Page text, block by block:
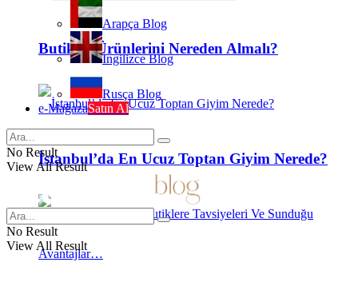
Butikler Ürünlerini Nereden Almalı?
İstanbul’da En Ucuz Toptan Giyim Nerede?
Arapça Blog
İngilizce Blog
Rusça Blog
e-MağazaSatın Al
No Result
View All Result
No Result
View All Result